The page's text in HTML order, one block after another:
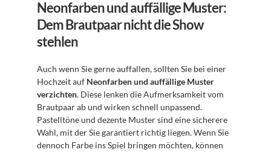
Neonfarben und auffällige Muster:
Dem Brautpaar nicht die Show
stehlen
Auch wenn Sie gerne auffallen, sollten Sie bei einer
Hochzeit auf Neonfarben und auffällige Muster
verzichten. Diese lenken die Aufmerksamkeit vom
Brautpaar ab und wirken schnell unpassend.
Pastelltöne und dezente Muster sind eine sicherere
Wahl, mit der Sie garantiert richtig liegen. Wenn Sie
dennoch Farbe ins Spiel bringen möchten, können